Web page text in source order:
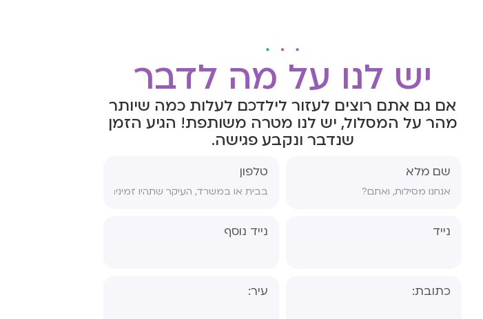
טופס הורים גרושים
יש לנו על מה לדבר
אם גם אתם רוצים לעזור לילדכם לעלות כמה שיותר
מהר על המסלול, יש לנו מטרה משותפת! הגיע הזמן
שנדבר ונקבע פגישה.
שם מלא טלפון
נייד נייד נוסף
כתובת: עיר: